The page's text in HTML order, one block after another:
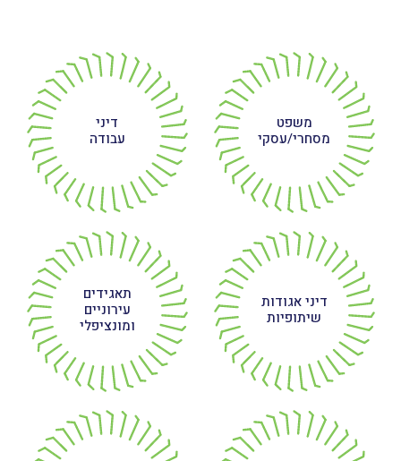
משפט
מסחרי/עסקי
דיני
עבודה
דיני אגודות
שיתופיות
תאגידים
עירוניים
ומונציפלי